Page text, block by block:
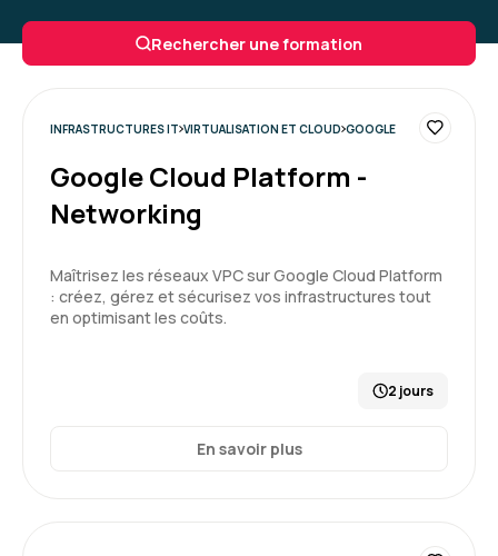
Rechercher une formation
INFRASTRUCTURES IT VIRTUALISATION ET CLOUD GOOGLE
Google Cloud Platform -
Networking
Maîtrisez les réseaux VPC sur Google Cloud Platform
: créez, gérez et sécurisez vos infrastructures tout
en optimisant les coûts.
2 jours
En savoir plus